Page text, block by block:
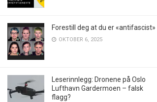
Forestill deg at du er «antifascist»
OKTOBER 6, 2025
Leserinnlegg: Dronene på Oslo
Lufthavn Gardermoen – falsk
flagg?